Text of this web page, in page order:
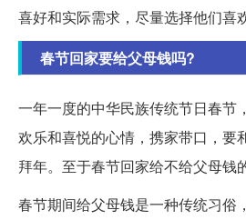
喜好和实际需求，尽量选择他们喜
春节回家要给父母钱吗?
一年一度的中华民族传统节日春节
欢乐和喜悦的心情，携家带口，要
拜年。至于春节回家给不给父母钱
春节期间给父母钱是一种传统习俗